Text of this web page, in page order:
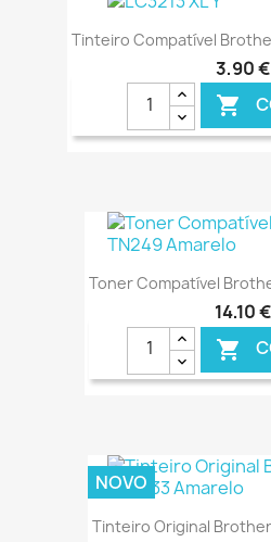
Tinteiro Compatível
3,90 €

Toner Compatível
14,10 €

Tinteiro Original
NOVO